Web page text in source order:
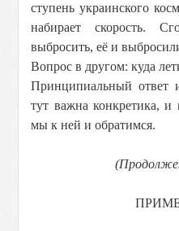
ступень украинского
набирает скорость.
выбросить, её и
Вопрос в другом: куда
Принципиальный ответ
тут важна конкретика,
мы к ней и обратимся.